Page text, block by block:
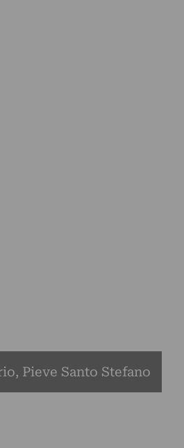
Pieve Santo Stefano